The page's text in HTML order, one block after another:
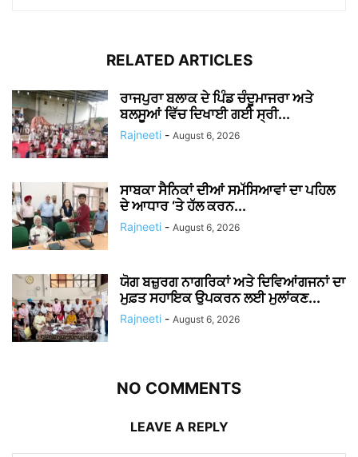
RELATED ARTICLES
ਰਾਜਪੁਰਾ ਬਲਾਕ ਦੇ ਪਿੰਡ ਚੰਦੂਮਾਜਰਾ ਅਤੇ
ਬਲਸੂਆਂ ਵਿੱਚ ਦਿਖਾਈ ਗਈ ਸ੍ਰੀ...
Rajneeti - August 6, 2026
ਸਾਬਕਾ ਸੈਨਿਕਾਂ ਦੀਆਂ ਸਮੱਸਿਆਵਾਂ ਦਾ ਪਹਿਲ
ਦੇ ਆਧਾਰ ‘ਤੇ ਹੱਲ ਕਰਨ...
Rajneeti - August 6, 2026
ਯੋਗ ਬਜ਼ੁਰਗ ਨਾਗਰਿਕਾਂ ਅਤੇ ਦਿਵਿਆਂਗਜਨਾਂ ਦਾ
ਮੁਫ਼ਤ ਸਹਾਇਕ ਉਪਕਰਨ ਲਈ ਮੁਲਾਂਕਣ...
Rajneeti - August 6, 2026
NO COMMENTS
LEAVE A REPLY